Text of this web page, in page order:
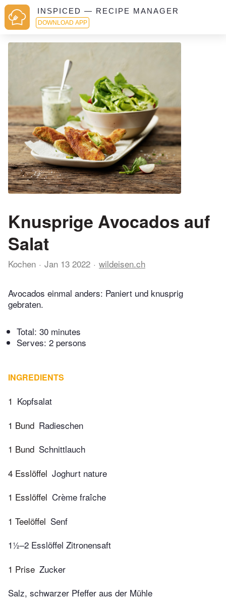
INSPICED — RECIPE MANAGER
DOWNLOAD APP
Knusprige Avocados auf
Salat
Kochen Jan 13 2022 wildeisen.ch
Avocados einmal anders: Paniert und knusprig
gebraten.
Total: 30 minutes
Serves: 2 persons
INGREDIENTS
1 Kopfsalat
1 Bund Radieschen
1 Bund Schnittlauch
4 Esslöffel Joghurt nature
1 Esslöffel Crème fraîche
1 Teelöffel Senf
1½–2 Esslöffel Zitronensaft
1 Prise Zucker
Salz, schwarzer Pfeffer aus der Mühle